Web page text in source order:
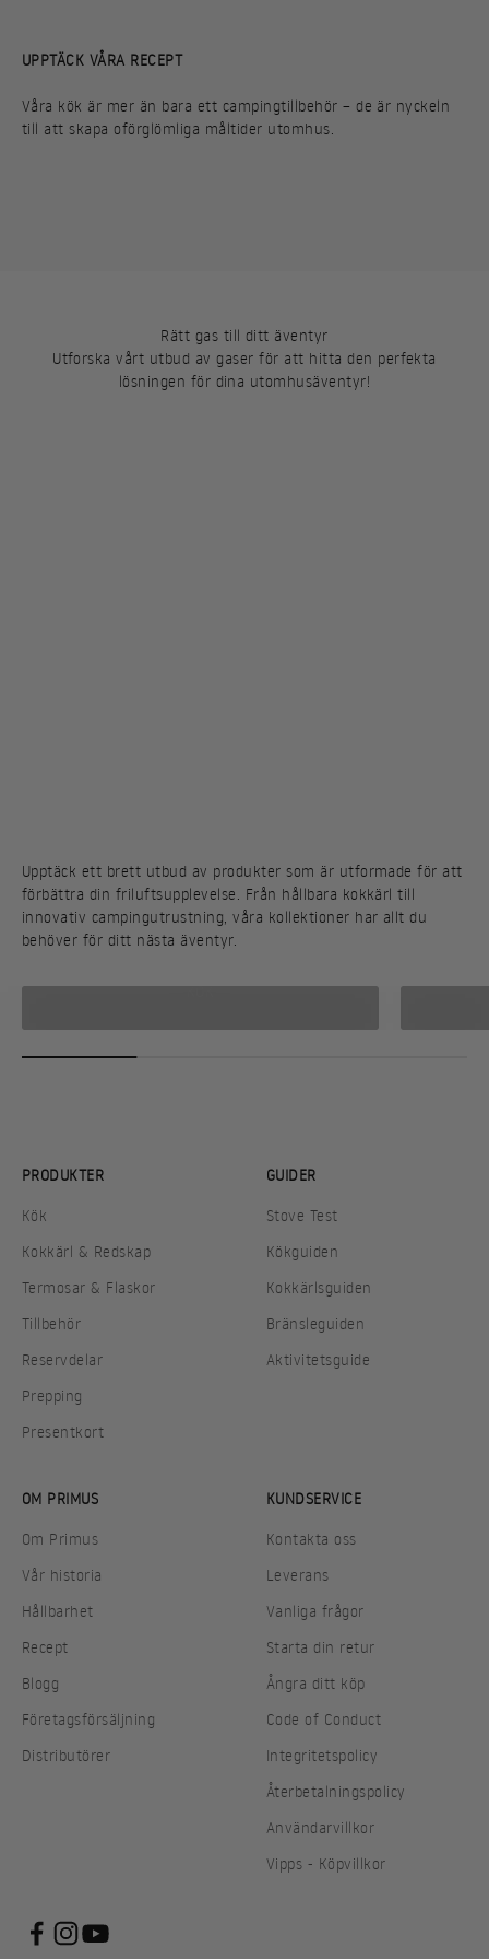
UPPTÄCK VÅRA RECEPT
Våra kök är mer än bara ett campingtillbehör – de är nyckeln
till att skapa oförglömliga måltider utomhus.
Rätt gas till ditt äventyr
Utforska vårt utbud av gaser för att hitta den perfekta
lösningen för dina utomhusäventyr!
Upptäck ett brett utbud av produkter som är utformade för att
förbättra din friluftsupplevelse. Från hållbara kokkärl till
innovativ campingutrustning, våra kollektioner har allt du
behöver för ditt nästa äventyr.
KÖK
PRODUKTER
Kök
Kokkärl & Redskap
Termosar & Flaskor
Tillbehör
Reservdelar
Prepping
Presentkort
GUIDER
Stove Test
Kökguiden
Kokkärlsguiden
Bränsleguiden
Aktivitetsguide
OM PRIMUS
Om Primus
Vår historia
Hållbarhet
Recept
Blogg
Företagsförsäljning
Distributörer
KUNDSERVICE
Kontakta oss
Leverans
Vanliga frågor
Starta din retur
Ångra ditt köp
Code of Conduct
Integritetspolicy
Återbetalningspolicy
Användarvillkor
Vipps - Köpvillkor